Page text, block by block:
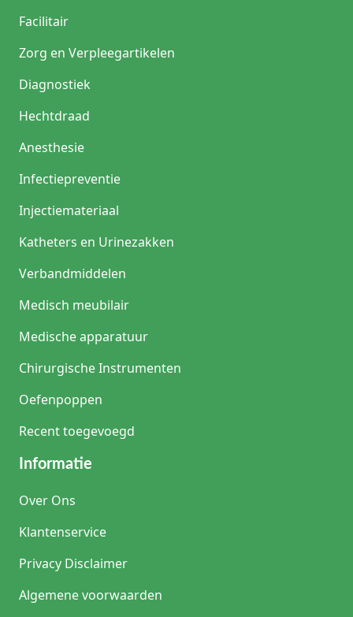
Facilitair
Zorg en Verpleegartikelen
Diagnostiek
Hechtdraad
Anesthesie
Infectiepreventie
Injectiemateriaal
Katheters en Urinezakken
Verbandmiddelen
Medisch meubilair
Medische apparatuur
Chirurgische Instrumenten
Oefenpoppen
Recent toegevoegd
Informatie
Over Ons
Klantenservice
Privacy Disclaimer
Algemene voorwaarden